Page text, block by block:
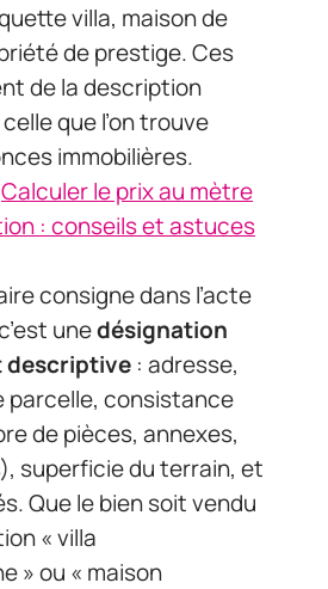
villa, maison de
de prestige. Ces
de la description
que l’on trouve
immobilières.
Calculer le prix au mètre
: conseils et astuces
consigne dans l’acte
unedésignation
descriptive : adresse,
parcelle, consistance
de pièces, annexes,
superficie du terrain, et
Que le bien soit vendu
« villa
» ou « maison